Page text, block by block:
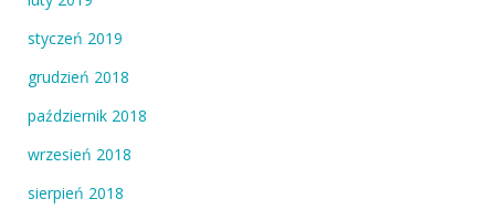
styczeń 2019
grudzień 2018
październik 2018
wrzesień 2018
sierpień 2018